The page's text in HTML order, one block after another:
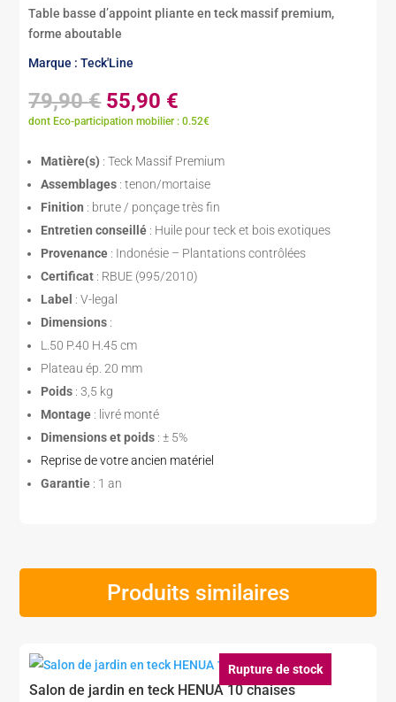
Table basse d’appoint pliante en teck massif premium,
forme aboutable
Marque : Teck'Line
79,90€ Le
prix
était :
79,90 €.
55,90 €
prix
est :
55,90 €.
dont Eco-participation mobilier : 0.52€
Matière(s) : Teck Massif Premium
Assemblages : tenon/mortaise
Finition : brute / ponçage très fin
Entretien conseillé : Huile pour teck et bois exotiques
Provenance : Indonésie – Plantations contrôlées
Certificat : RBUE (995/2010)
Label : V-legal
Dimensions :
L.50 P.40 H.45 cm
Plateau ép. 20 mm
Poids : 3,5 kg
Montage : livré monté
Dimensions et poids : ± 5%
Reprise de votre ancien matériel
Garantie : 1 an
Produits similaires
Rupture de stock
Salon de jardin en teck HENUA 10 chaises